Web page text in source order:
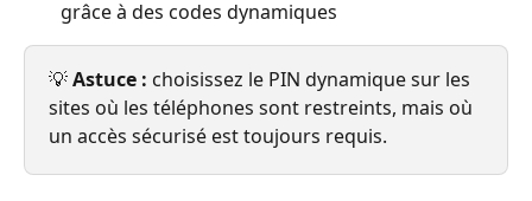
grâce à des codes dynamiques
💡 Astuce : choisissez le PIN dynamique sur les
sites où les téléphones sont restreints, mais où
un accès sécurisé est toujours requis.